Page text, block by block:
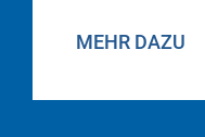
MEHR DAZU